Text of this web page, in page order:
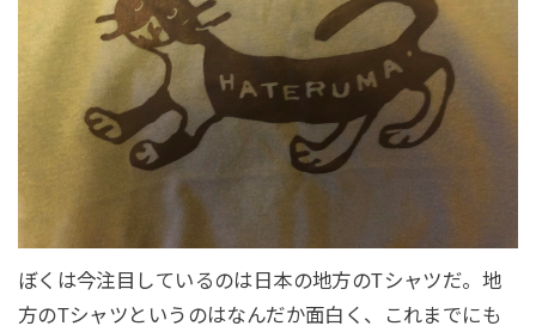
ぼくは今注目しているのは日本の地方のTシャツだ。地
方のTシャツというのはなんだか面白く、これまでにも